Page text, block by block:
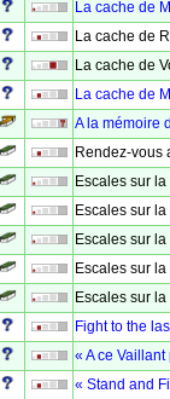
La cache de
La cache de
La cache de
La cache de
A la mémoire
Rendez-vous
Escales sur
Escales sur
Escales sur
Escales sur
Escales sur
Fight to the
« A ce
« Stand and